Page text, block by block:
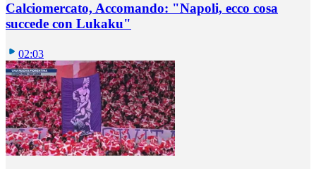
Calciomercato, Accomando: "Napoli, ecco cosa
succede con Lukaku"
02:03